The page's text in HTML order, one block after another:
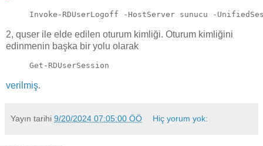
Invoke-RDUserLogoff -HostServer sunucu -
2, quser ile elde edilen oturum kimliği. Oturum kimliğini
edinmenin başka bir yolu olarak
Get-RDUserSession
verilmiş.
Yayın tarihi 9/20/2024 07:05:00 ÖÖ Hiç yorum yok: